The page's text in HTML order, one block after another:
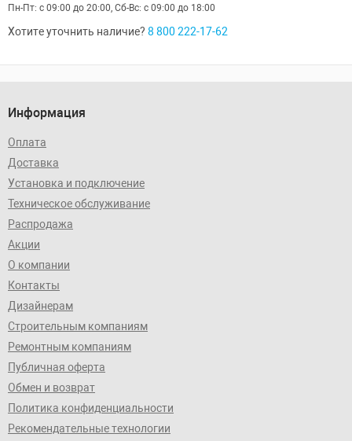
Пн-Пт: с 09:00 до 20:00, Сб-Вс: с 09:00 до 18:00
Хотите уточнить наличие? 8 800 222-17-62
Информация
Оплата
Доставка
Установка и подключение
Техническое обслуживание
Распродажа
Акции
О компании
Контакты
Дизайнерам
Строительным компаниям
Ремонтным компаниям
Публичная оферта
Обмен и возврат
Политика конфиденциальности
Рекомендательные технологии